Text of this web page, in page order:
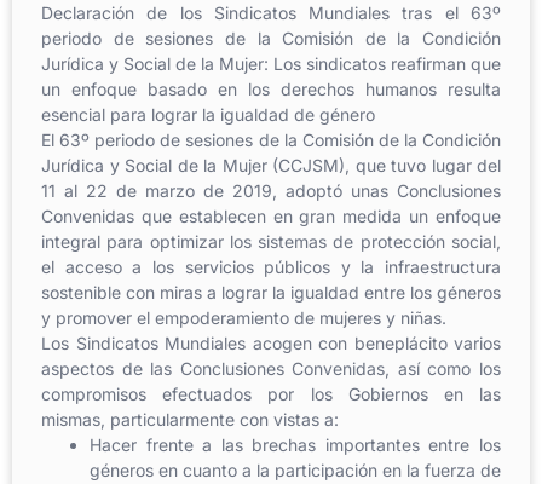
Declaración de los Sindicatos Mundiales tras el 63º
periodo de sesiones de la Comisión de la Condición
Jurídica y Social de la Mujer: Los sindicatos reafirman que
un enfoque basado en los derechos humanos resulta
esencial para lograr la igualdad de género
El 63º periodo de sesiones de la Comisión de la Condición
Jurídica y Social de la Mujer (CCJSM), que tuvo lugar del
11 al 22 de marzo de 2019, adoptó unas Conclusiones
Convenidas que establecen en gran medida un enfoque
integral para optimizar los sistemas de protección social,
el acceso a los servicios públicos y la infraestructura
sostenible con miras a lograr la igualdad entre los géneros
y promover el empoderamiento de mujeres y niñas.
Los Sindicatos Mundiales acogen con beneplácito varios
aspectos de las Conclusiones Convenidas, así como los
compromisos efectuados por los Gobiernos en las
mismas, particularmente con vistas a:
Hacer frente a las brechas importantes entre los
géneros en cuanto a la participación en la fuerza de